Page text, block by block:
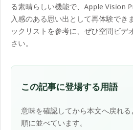
る素晴らしい機能で、Apple Vision
入感のある思い出として再体験でき
ックリストを参考に、ぜひ空間ビデ
さい。
この記事に登場する用語
意味を確認してから本文へ戻れ
順に並べています。